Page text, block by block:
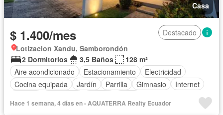
Casa
$ 1.400/mes
Destacado
Lotizacion Xandu, Samborondón
2 Dormitorios
3,5 Baños
128 m²
Aire acondicionado
Estacionamiento
Electricidad
Cocina equipada
Jardín Parrilla Gimnasio
Internet
Hace 1 semana, 4 días en - AQUATERRA Realty Ecuador